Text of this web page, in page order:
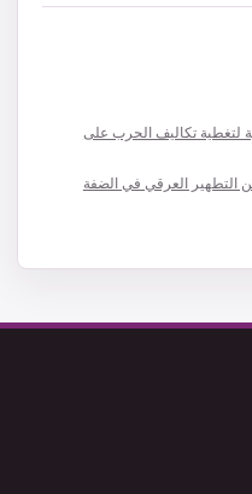
دولار إضافية لتغطية تكاليف الحرب على
التطهير العرقي في الضفة